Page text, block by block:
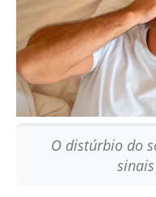
O distúrbio do